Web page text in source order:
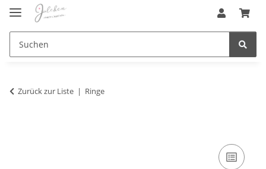
Zurück zur Liste Ringe